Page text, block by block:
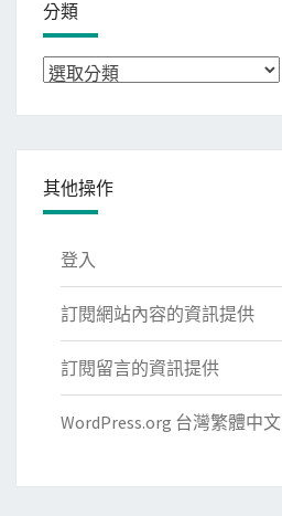
分類
分
其他操作
登入
訂閱網站內容的資訊提供
訂閱留言的資訊提供
WordPress.org 台灣繁體中文